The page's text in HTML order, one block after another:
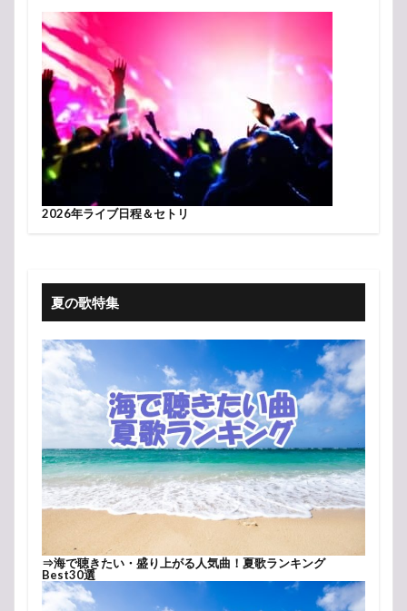
2026年ライブ日程＆セトリ
夏の歌特集
⇒海で聴きたい・盛り上がる人気曲！夏歌ランキング
Best30選